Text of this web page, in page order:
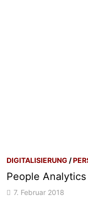
DIGITALISIERUNG /
People Analytics
7. Februar 2018